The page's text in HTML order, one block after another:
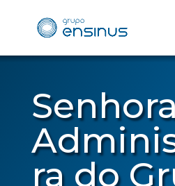
ra do